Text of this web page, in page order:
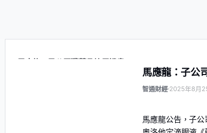
馬應龍：子公司獲藥品註冊證書
馬應龍：子公
智通財經 2025年8月
馬應龍公告，子